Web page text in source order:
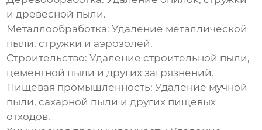
и древесной пыли.
Металлообработка: Удаление металлической
пыли, стружки и аэрозолей.
Строительство: Удаление строительной пыли,
цементной пыли и других загрязнений.
Пищевая промышленность: Удаление мучной
пыли, сахарной пыли и других пищевых
отходов.